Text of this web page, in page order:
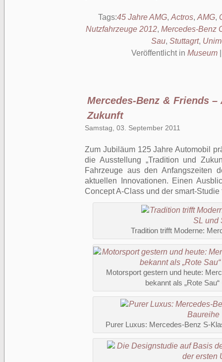
Tags:45 Jahre AMG, Actros, AMG,
Nutzfahrzeuge 2012, Mercedes-Benz
Sau, Stuttagrt,
Veröffentlicht in Museum
Mercedes-Benz & Friends
Zukunft
Samstag, 03. September 2011
Zum Jubiläum 125 Jahre Automobil
die Ausstellung „Tradition und
Fahrzeuge aus den Anfangszeiten
aktuellen Innovationen. Einen
Concept A-Class und der smart-Studie
Tradition trifft Moderne:
Motorsport gestern und heute:
bekannt als „Rote
Purer Luxus: Mercedes-Benz S-